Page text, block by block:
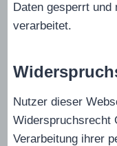
Daten gesperrt und
verarbeitet.
Nutzer dieser
Widerspruchsrecht
Verarbeitung ihrer